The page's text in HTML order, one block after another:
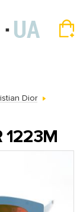
Dior